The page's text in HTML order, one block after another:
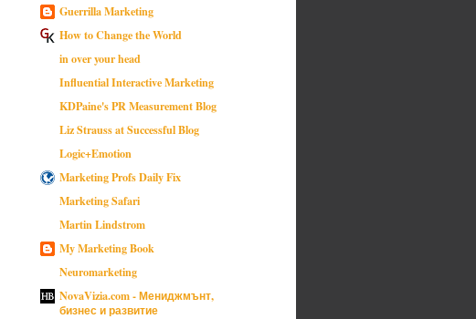
Guerrilla Marketing
How to Change the World
in over your head
Influential Interactive Marketing
KDPaine's PR Measurement Blog
Liz Strauss at Successful Blog
Logic+Emotion
Marketing Profs Daily Fix
Marketing Safari
Martin Lindstrom
My Marketing Book
Neuromarketing
NovaVizia.com - Мениджмънт,
бизнес и развитие